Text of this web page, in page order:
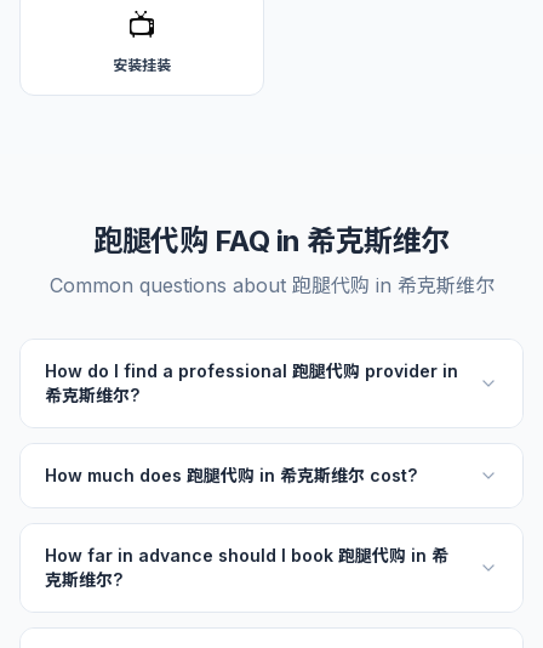
📺
安装挂装
跑腿代购 FAQ in 希克斯维尔
Common questions about 跑腿代购 in 希克斯维尔
How do I find a professional 跑腿代购 provider in
希克斯维尔?
How much does 跑腿代购 in 希克斯维尔 cost?
How far in advance should I book 跑腿代购 in 希
克斯维尔?